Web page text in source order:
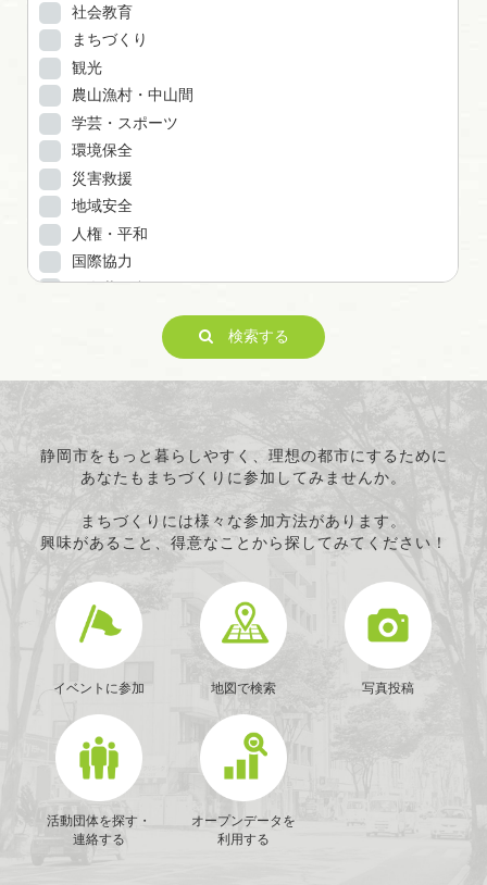
社会教育
まちづくり
観光
農山漁村・中山間
学芸・スポーツ
環境保全
災害救援
地域安全
人権・平和
国際協力
子どもの健全育成
消費者保護
連絡・助言・援助
条例で定める活動
検索する
静岡市をもっと暮らしやすく、理想の都市にするために
あなたもまちづくりに参加してみませんか。
まちづくりには様々な参加方法があります。
興味があること、得意なことから探してみてください！
イベントに参加 地図で検索 写真投稿
活動団体を探す・
連絡する
オープンデータを
利用する